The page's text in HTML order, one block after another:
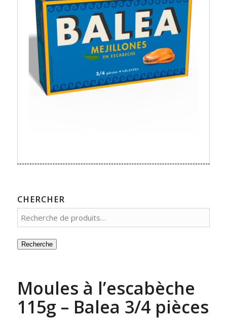
CHERCHER
Recherche
Moules à l’escabèche
115g – Balea 3/4 pièces